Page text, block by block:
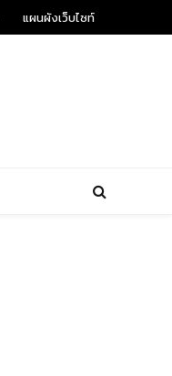
แผนผังเว็บไซท์